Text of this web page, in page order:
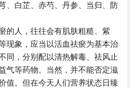
、白芷、赤芍、丹参、当归、防
的人，往往会有肌肤粗糙、紫
现象，应当以活血祛瘀为基本治
同，分别配以清热解毒、祛风止
气等药物。当然，并不能否定滋
值。但在今天人们营养状态日臻